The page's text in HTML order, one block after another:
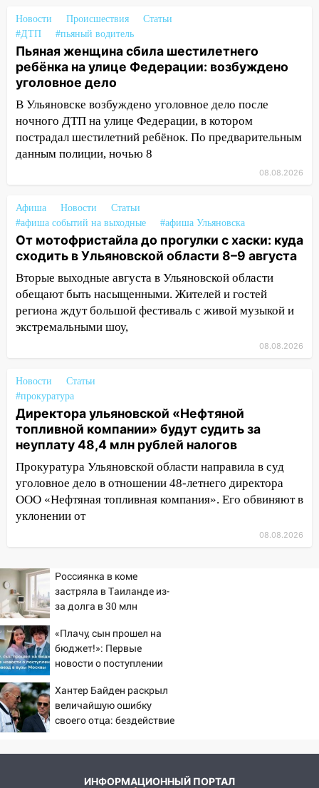
09:28
Дети на дорогах: пострадали
велосипедисты, мотоциклисты и
пешеходы. Обзор крупных аварий в
Ульяновской области
08:30 Поджог со свечой, 16 сгоревших
домов и выстрел за водку
07:50 Какая погоды будет днем 8
августа
Ульяновске останется закрытым до
утра 10 августа
05:18 Судьба готовит сюрприз: гороскоп
на 8 августа — кому повезет с
деньгами, а кого ждет неожиданная
встреча
04:47 В Ульяновской области объявили
ракетную опасность: звучат сирены
20:40
Ульяновские аграрии смогут
купить тракторы с отсрочкой платежа
до декабря
19:34 В следственном управлении
состоялось торжественное
мероприятие, приуроченное к
празднованию Дня сотрудника органов
следствия Российской Федерации
Ульяновская область стала
пилотным регионом проекта
«Культурное долголетие»
17:23
Прогноз погоды в Ульяновской
области на 8 августа
17:16
В реанимацию Ульяновской
областной больницы поступили шесть
новых аппаратов ИВЛ
ремонтируют дороги, ставят остановки
и проводят новое освещение
Новости Происшествия
Статьи
#ДТП
#пьяный водитель
Пьяная женщина сбила шестилетнего
ребёнка на улице Федерации: возбуждено
уголовное дело
В Ульяновске возбуждено уголовное дело после
ночного ДТП на улице Федерации, в котором
пострадал шестилетний ребёнок. По предварительным
данным полиции, ночью 8
08.08.2026
Афиша Новости
Статьи
#афиша событий на выходные
#афиша Ульяновска
От мотофристайла до прогулки с хаски: куда
сходить в Ульяновской области 8–9 августа
Вторые выходные августа в Ульяновской области
обещают быть насыщенными. Жителей и гостей
региона ждут большой фестиваль с живой музыкой и
экстремальными шоу,
08.08.2026
Новости
Статьи
#прокуратура
Директора ульяновской «Нефтяной
топливной компании» будут судить за
неуплату 48,4 млн рублей налогов
Прокуратура Ульяновской области направила в суд
уголовное дело в отношении 48-летнего директора
ООО «Нефтяная топливная компания». Его обвиняют в
уклонении от
08.08.2026
Россиянка в коме
застряла в Таиланде из-
за долга в 30 млн
«Плачу, сын прошел на
бюджет!»: Первые
новости о поступлении
Москвы
Хантер Байден раскрыл
величайшую ошибку
своего отца: бездействие
ИНФОРМАЦИОННЫЙ ПОРТАЛ